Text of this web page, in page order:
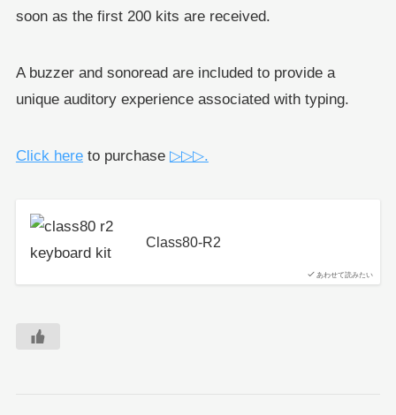
soon as the first 200 kits are received.
A buzzer and sonoread are included to provide a
unique auditory experience associated with typing.
Click hereto purchase ▷▷▷.
あわせて読みたい
Class80-R2